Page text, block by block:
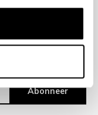
Abonneer